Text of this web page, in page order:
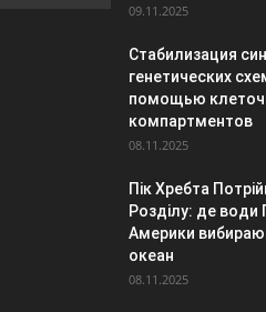
09.11.2025
Стабилизация
генетических
помощью
компартментов
08.11.2025
Пік Хребта
Розділу: де води
Америки
океан
08.11.2025